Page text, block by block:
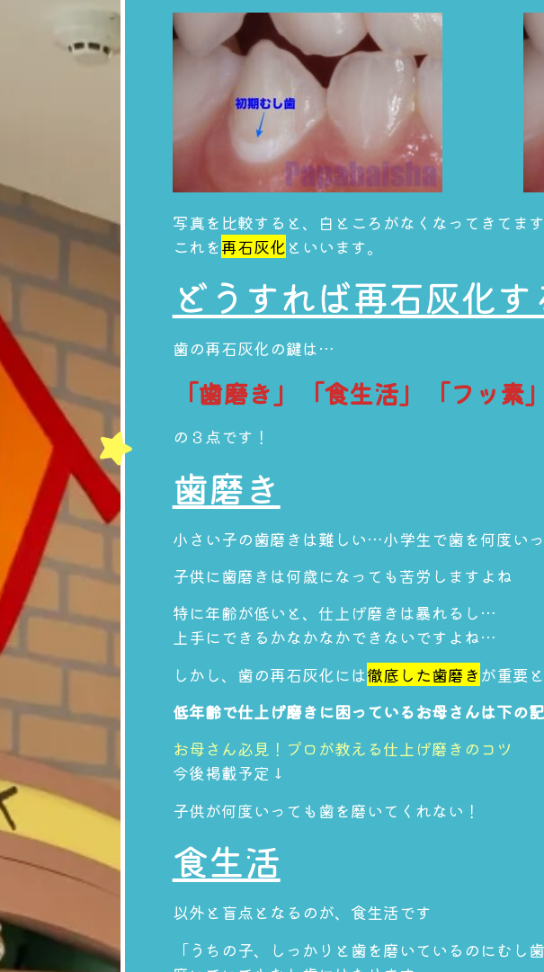
写真を比較すると、白ところがなくなってきてま
これを再石灰化といいます。
どうすれば再石灰化す
歯の再石灰化の鍵は…
「歯磨き」「食生活」「フッ素」
の３点です！
歯磨き
小さい子の歯磨きは難しい…小学生で歯を何度い
子供に歯磨きは何歳になっても苦労しますよね
特に年齢が低いと、仕上げ磨きは暴れるし…
上手にできるかなかなかできないですよね…
しかし、歯の再石灰化には徹底した歯磨きが重要
低年齢で仕上げ磨きに困っているお母さんは下の
お母さん必見！プロが教える仕上げ磨きのコツ
今後掲載予定↓
子供が何度いっても歯を磨いてくれない！
食生活
以外と盲点となるのが、食生活です
「うちの子、しっかりと歯を磨いているのにむ